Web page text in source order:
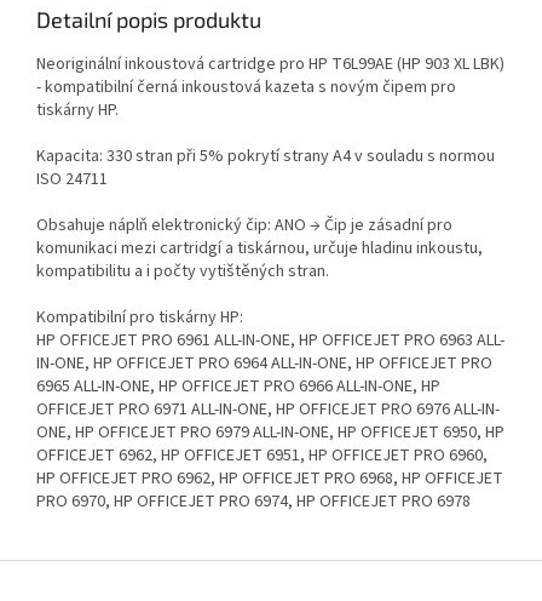
Detailní popis produktu
Neoriginální inkoustová cartridge pro HP T6L99AE (HP 903 XL LBK)
- kompatibilní černá inkoustová kazeta s novým čipem pro
tiskárny HP.
Kapacita: 330 stran při 5% pokrytí strany A4 v souladu s normou
ISO 24711
Obsahuje náplň elektronický čip: ANO → Čip je zásadní pro
komunikaci mezi cartridgí a tiskárnou, určuje hladinu inkoustu,
kompatibilitu a i počty vytištěných stran.
Kompatibilní pro tiskárny HP:
HP OFFICEJET PRO 6961 ALL-IN-ONE, HP OFFICEJET PRO 6963 ALL-
IN-ONE, HP OFFICEJET PRO 6964 ALL-IN-ONE, HP OFFICEJET PRO
6965 ALL-IN-ONE, HP OFFICEJET PRO 6966 ALL-IN-ONE, HP
OFFICEJET PRO 6971 ALL-IN-ONE, HP OFFICEJET PRO 6976 ALL-IN-
ONE, HP OFFICEJET PRO 6979 ALL-IN-ONE, HP OFFICEJET 6950, HP
OFFICEJET 6962, HP OFFICEJET 6951, HP OFFICEJET PRO 6960,
HP OFFICEJET PRO 6962, HP OFFICEJET PRO 6968, HP OFFICEJET
PRO 6970, HP OFFICEJET PRO 6974, HP OFFICEJET PRO 6978